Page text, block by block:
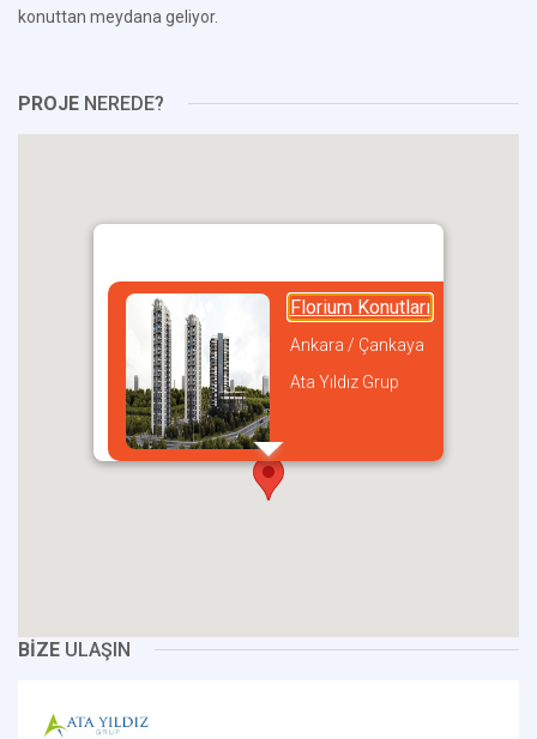
konuttan meydana geliyor.
PROJE NEREDE?
Florium Konutları
Ankara / Çankaya
Ata Yıldız Grup
BİZE ULAŞIN